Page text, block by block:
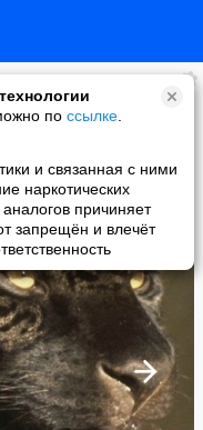
по ссылке
и связанная с ними
наркотических
причиняет
запрещён и влечёт